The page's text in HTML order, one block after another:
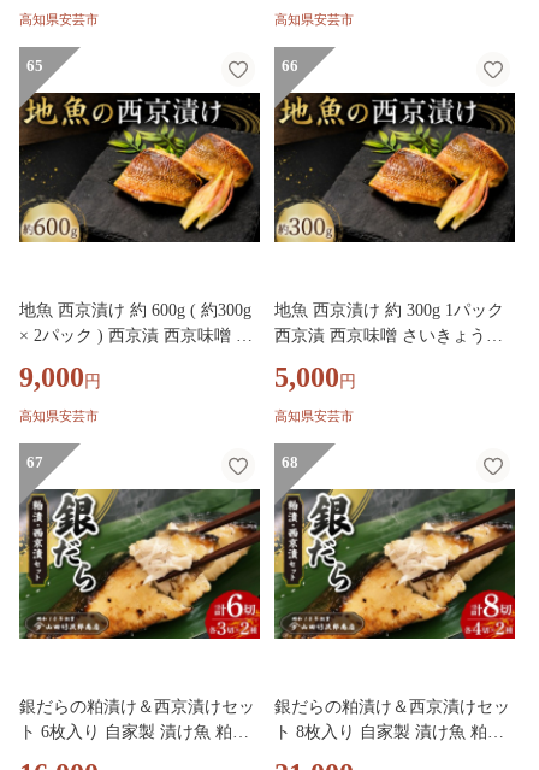
みそ 味噌 魚介 魚 小分け 個包
鮮魚 漬け魚 漬魚 新鮮 おかず
おつまみ 高知県 安芸市
高知県安芸市
介 魚 小分け 個包装 西京焼き
漬魚 新鮮 おかず おつまみ 高知
県 安芸市
高知県安芸市
65
地魚 西京漬け 約 600g ( 約300g
× 2パック ) 西京漬 西京味噌 さ
西京みそ 味噌漬け みそ 味噌 魚
介 魚 小分け 個包装 西京焼き
漬魚 新鮮 おかず おつまみ 高知
県 安芸市
9,000 円
高知県安芸市
66
地魚 西京漬け 約 300g 1パック
西京漬 西京味噌 さいきょうづ
噌漬け みそ 味噌 魚介 魚 小分
け 個包装 西京焼き 西京漬 西京
かず おつまみ 高知県 安芸市
5,000 円
高知県安芸市
67
銀だらの粕漬け＆西京漬けセッ
ト 6枚入り 自家製 漬け魚 粕漬
68
銀だらの粕漬け＆西京漬けセッ
ト 8枚入り 自家製 漬け魚 粕漬